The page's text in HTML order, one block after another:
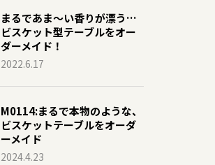
まるであま〜い香りが漂う…
ビスケット型テーブルをオー
ダーメイド！
2022.6.17
M0114:まるで本物のような、
ビスケットテーブルをオーダ
ーメイド
2024.4.23